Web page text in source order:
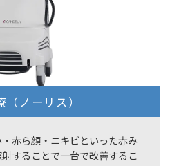
ノーリス）
赤ら顔・ニキビといった赤み
することで一台で改善するこ